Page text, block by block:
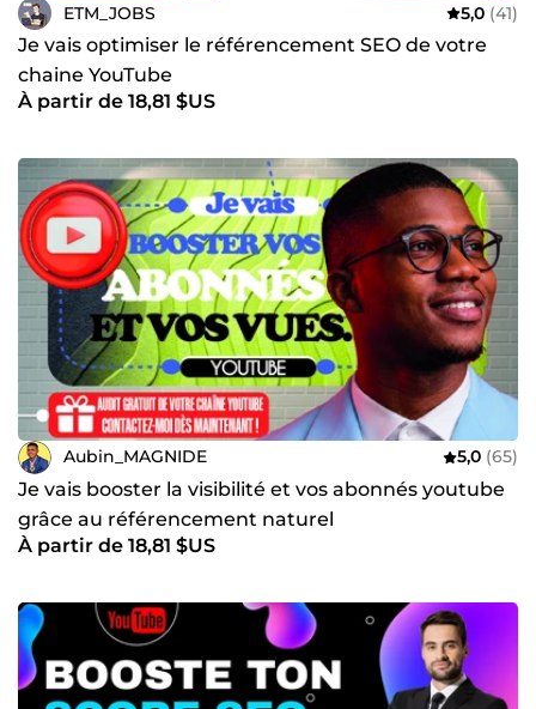
ETM_JOBS 5,0 (41)
Je vais optimiser le référencement SEO de votre
chaine YouTube
À partir de 18,81 $US
Aubin_MAGNIDE 5,0 (65)
Je vais booster la visibilité et vos abonnés youtube
grâce au référencement naturel
À partir de 18,81 $US